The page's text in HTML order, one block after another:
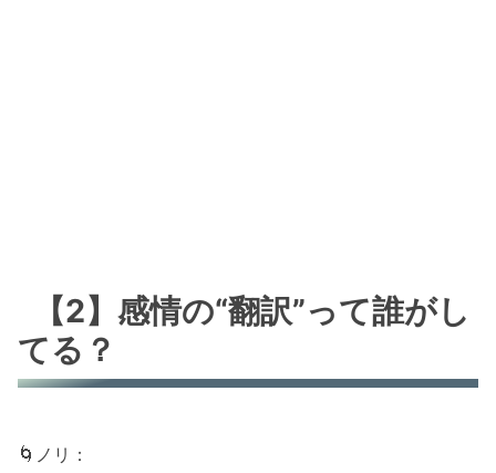
【2】感情の“翻訳”って誰がし
てる？
🌀ノリ：